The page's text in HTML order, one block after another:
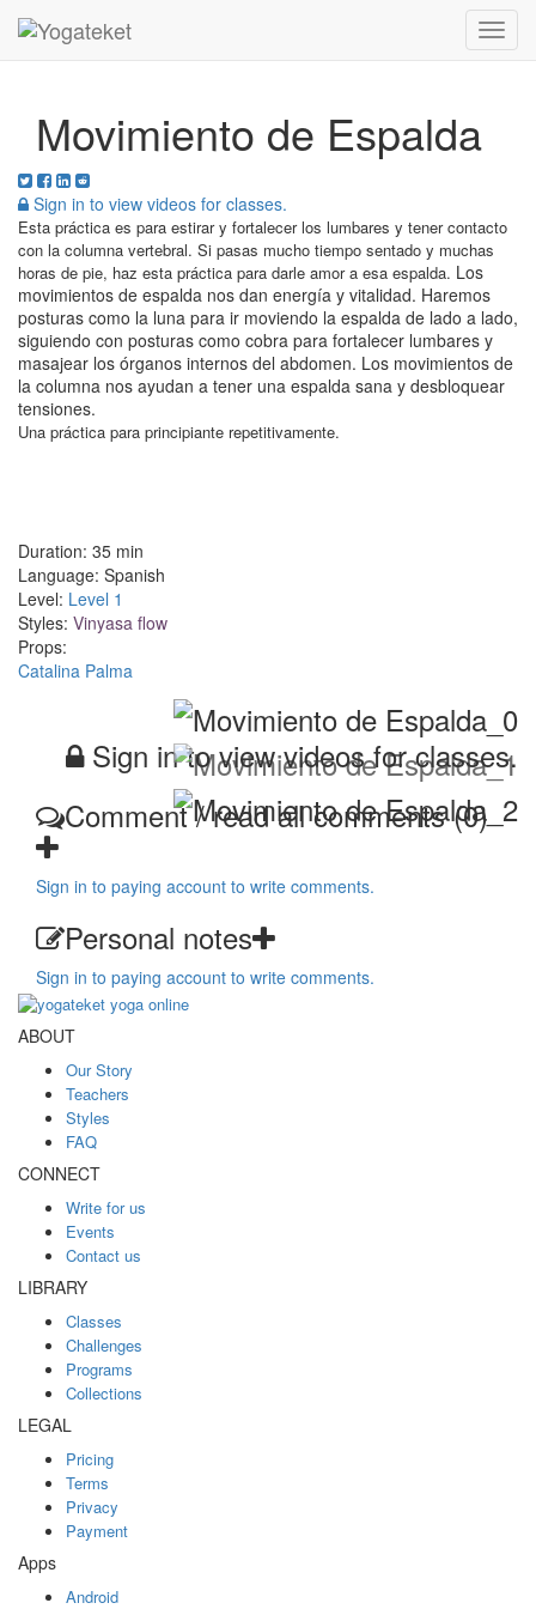
Movimiento de Espalda
Sign in to view videos for classes.
Esta práctica es para estirar y fortalecer los lumbares y tener contacto
con la columna vertebral. Si pasas mucho tiempo sentado y muchas
horas de pie, haz esta práctica para darle amor a esa espalda. Los
movimientos de espalda nos dan energía y vitalidad. Haremos
posturas como la luna para ir moviendo la espalda de lado a lado,
siguiendo con posturas como cobra para fortalecer lumbares y
masajear los órganos internos del abdomen. Los movimientos de
la columna nos ayudan a tener una espalda sana y desbloquear
tensiones.
Una práctica para principiante repetitivamente.
Duration: 35 min
Language: Spanish
Level: Level 1
Styles: Vinyasa flow
Props:
Catalina Palma
Sign in to view videos for classes.
Comment / read all comments (0)
Sign in to paying account to write comments.
Personal notes
Sign in to paying account to write comments.
ABOUT
Our Story
Teachers
Styles
FAQ
CONNECT
Write for us
Events
Contact us
LIBRARY
Classes
Challenges
Programs
Collections
LEGAL
Pricing
Terms
Privacy
Payment
Apps
Android